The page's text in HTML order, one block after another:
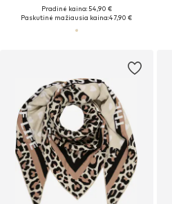
Pradinė kaina: 54,90 €
Paskutinė mažiausia kaina:47,90 €